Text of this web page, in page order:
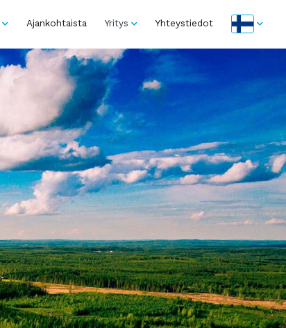
Ajankohtaista Yritys Yhteystiedot